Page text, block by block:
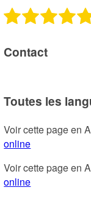
Contact
Toutes les
Voir cette page en
online
Voir cette page en
online